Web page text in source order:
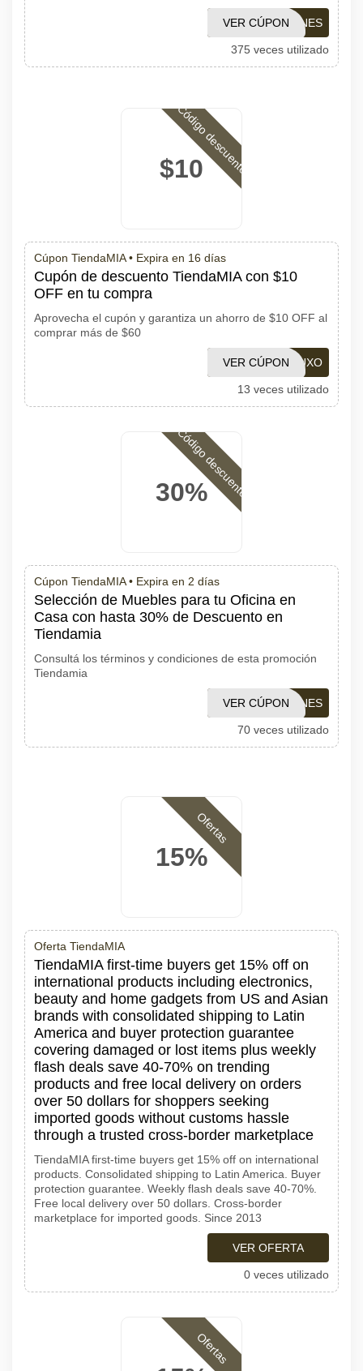
1001CUPONES
VER CÚPON
375 veces utilizado
$10
Código descuento
Cúpon TiendaMIA • Expira en 16 días
Cupón de descuento TiendaMIA con $10
OFF en tu compra
Aprovecha el cupón y garantiza un ahorro de $10 OFF al
comprar más de $60
AFFLUXO
VER CÚPON
13 veces utilizado
30%
Código descuento
Cúpon TiendaMIA • Expira en 2 días
Selección de Muebles para tu Oficina en
Casa con hasta 30% de Descuento en
Tiendamia
Consultá los términos y condiciones de esta promoción
Tiendamia
1001CUPONES
VER CÚPON
70 veces utilizado
15%
Ofertas
Oferta TiendaMIA
TiendaMIA first-time buyers get 15% off on
international products including electronics,
beauty and home gadgets from US and Asian
brands with consolidated shipping to Latin
America and buyer protection guarantee
covering damaged or lost items plus weekly
flash deals save 40-70% on trending
products and free local delivery on orders
over 50 dollars for shoppers seeking
imported goods without customs hassle
through a trusted cross-border marketplace
TiendaMIA first-time buyers get 15% off on international
products. Consolidated shipping to Latin America. Buyer
protection guarantee. Weekly flash deals save 40-70%.
Free local delivery over 50 dollars. Cross-border
marketplace for imported goods. Since 2013
VER OFERTA
0 veces utilizado
Ofertas